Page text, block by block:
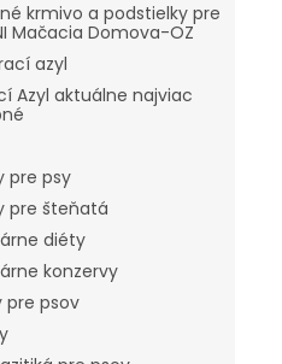
krmivo a podstielky pre
Mačacia Domova-OZ
azyl
Azyl aktuálne najviac
pre psy
pre šteňatá
diéty
konzervy
pre psov